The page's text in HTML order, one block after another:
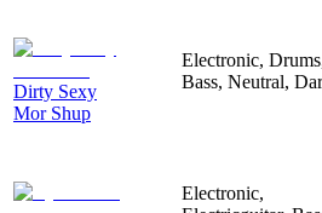
Dirty Sexy
Mor Shup
Electronic,
Bass, Neutral,
Electronic,